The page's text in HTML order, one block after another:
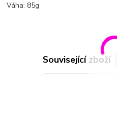
Váha: 85g
Související zboží